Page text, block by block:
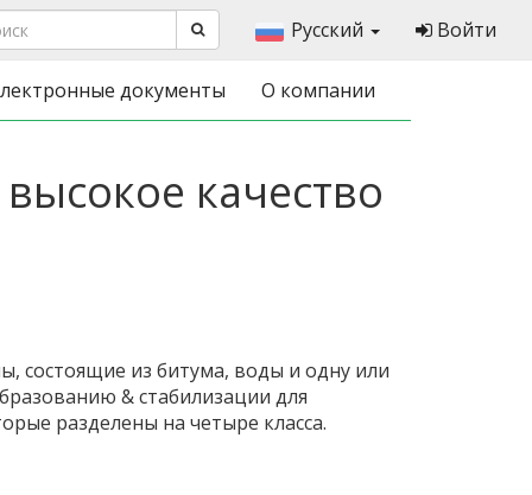
Русский Войти
документы О компании
качество
состоящие из битума, воды и одну или
& стабилизации для
разделены на четыре класса.